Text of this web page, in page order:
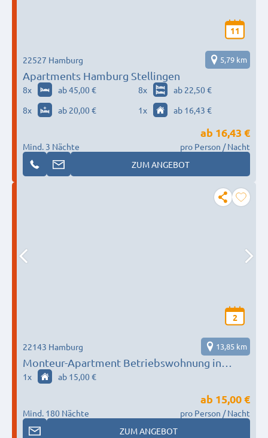
11
Apartments Hamburg Stellingen
22527 Hamburg 5,79 km
8x ab 45,00 € 8x
ab 22,50 €
8x ab 20,00 € 1x ab 16,43 €
Mind. 3 Nächte
ab 16,43 €
pro Person / Nacht
ZUM ANGEBOT
2
Monteur-Apartment Betriebswohnung in
Hamburg-Rahlstedt für 2 Personen
22143 Hamburg 13,85 km
1x ab 15,00 €
Mind. 180 Nächte
ab 15,00 €
pro Person / Nacht
ZUM ANGEBOT